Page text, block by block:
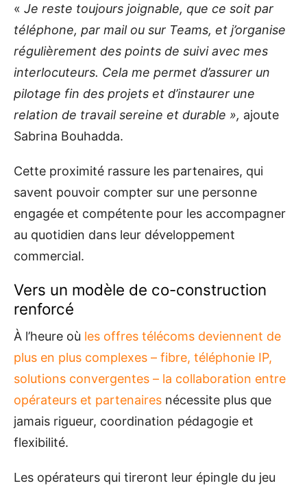
« Je reste toujours joignable, que ce soit par
téléphone, par mail ou sur Teams, et j’organise
régulièrement des points de suivi avec mes
interlocuteurs. Cela me permet d’assurer un
pilotage fin des projets et d’instaurer une
relation de travail sereine et durable », ajoute
Sabrina Bouhadda.
Cette proximité rassure les partenaires, qui
savent pouvoir compter sur une personne
engagée et compétente pour les accompagner
au quotidien dans leur développement
commercial.
Vers un modèle de co-construction
renforcé
À l’heure où les offres télécoms deviennent de
plus en plus complexes – fibre, téléphonie IP,
solutions convergentes – la collaboration entre
opérateurs et partenaires nécessite plus que
jamais rigueur, coordination pédagogie et
flexibilité.
Les opérateurs qui tireront leur épingle du jeu